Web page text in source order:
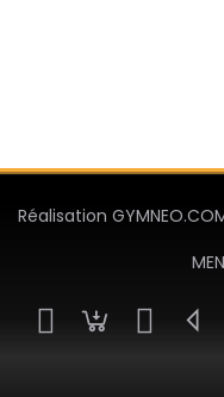
Réalisation